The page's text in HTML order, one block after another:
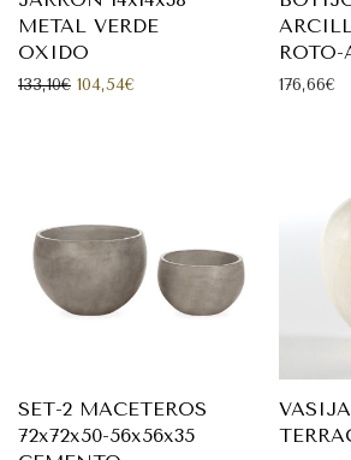
METAL VERDE
OXIDO
133,10€ El precio original era: 133,10€.
104,54€El precio actual es: 104,54€.
ROTO-
176,66€
SET-2 MACETEROS
72x72x50-56x56x35